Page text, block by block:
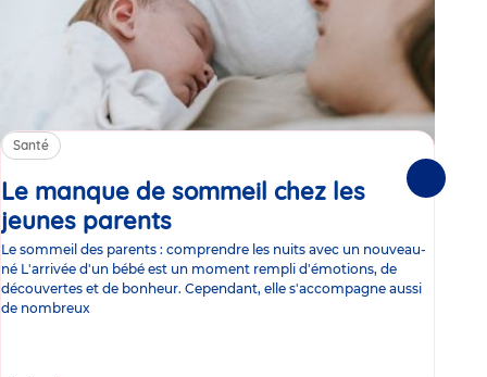
Santé
Le manque de sommeil chez les
jeunes parents
Le sommeil des parents : comprendre les nuits avec un nouveau-
né L'arrivée d'un bébé est un moment rempli d'émotions, de
découvertes et de bonheur. Cependant, elle s'accompagne aussi
de nombreux